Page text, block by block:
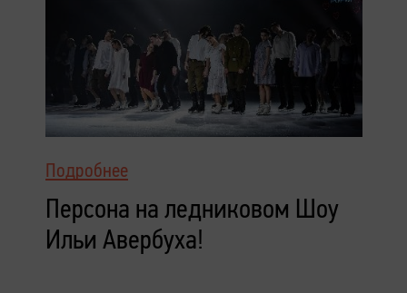
Подробнее
Персона на ледниковом Шоу
Ильи Авербуха!